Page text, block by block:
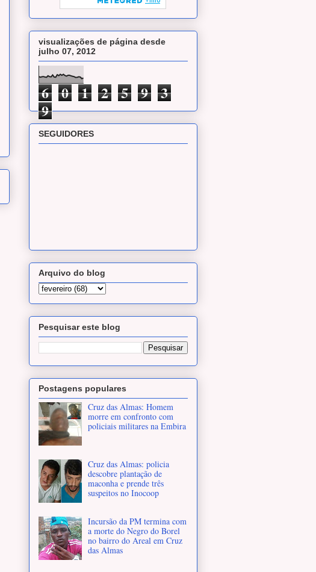
visualizações de página desde
julho 07, 2012
6 0 1 2 5 9 3
9
SEGUIDORES
Arquivo do blog
Pesquisar este blog
Postagens populares
Cruz das Almas: Homem
morre em confronto com
policiais militares na Embira
Cruz das Almas: policia
descobre plantação de
maconha e prende três
suspeitos no Inocoop
Incursão da PM termina com
a morte do Negro do Borel
no bairro do Areal em Cruz
das Almas